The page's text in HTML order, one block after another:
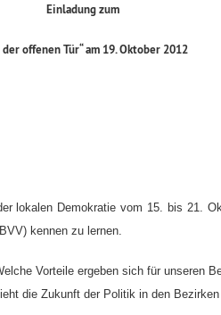
Einladung zum
der offenen Tür“ am 19. Oktober 2012
lokalen Demokratie vom 15. bis 21.
kennen zu lernen.
Vorteile ergeben sich für unseren
die Zukunft der Politik in den